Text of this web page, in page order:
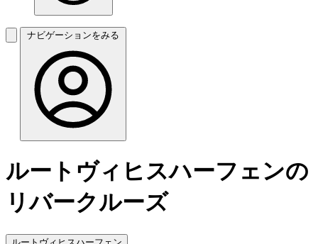
ナビゲーションをみる
ルートヴィヒスハーフェンの
リバークルーズ